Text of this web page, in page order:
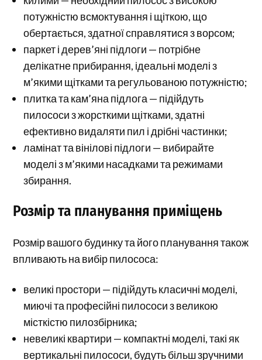
потужністю всмоктування і щіткою, що
обертається, здатної справлятися з ворсом;
паркет і дерев’яні підлоги — потрібне
делікатне прибирання, ідеальні моделі з
м’якими щітками та регульованою потужністю;
плитка та кам’яна підлога — підійдуть
пилососи з жорсткими щітками, здатні
ефективно видаляти пил і дрібні частинки;
ламінат та вінілові підлоги — вибирайте
моделі з м’якими насадками та режимами
збирання.
Розмір та планування приміщень
Розмір вашого будинку та його планування також
впливають на вибір пилососа:
великі простори — підійдуть класичні моделі,
миючі та професійні пилососи з великою
місткістю пилозбірника;
невеликі квартири — компактні моделі, такі як
вертикальні пилососи, будуть більш зручними